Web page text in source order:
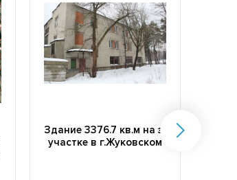
Здание 3376.7 кв.м на з/
участке в г.Жуковском